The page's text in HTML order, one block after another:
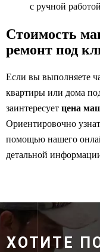
с ручной
Стоимость
ремонт под
Если вы выполняете
квартиры или дома
заинтересует цена
Ориентировочно
помощью нашего
детальной
ХОТИТЕ